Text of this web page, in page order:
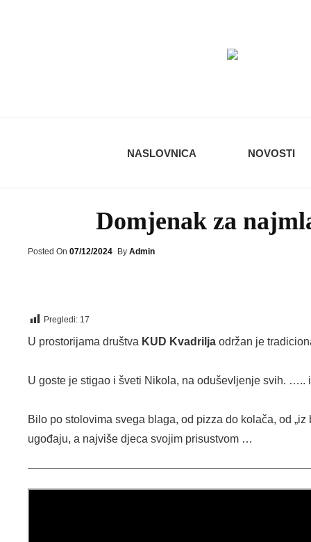
NASLOVNICA NOVOSTI
Domjenak za
Posted On Posted
07/12/2024 By Admin
Pregledi: 17
U prostorijama društva KUD Kvadrilja održan je
U goste je stigao i šveti Nikola, na oduševljenje svih. …..
Bilo po stolovima svega blaga, od pizza do kolača, od
ugođaju, a najviše djeca svojim prisustvom …